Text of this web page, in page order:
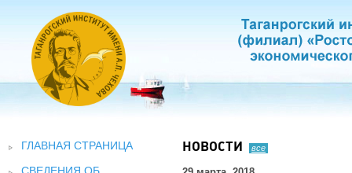
ГЛАВНАЯ СТРАНИЦА
НОВОСТИ все